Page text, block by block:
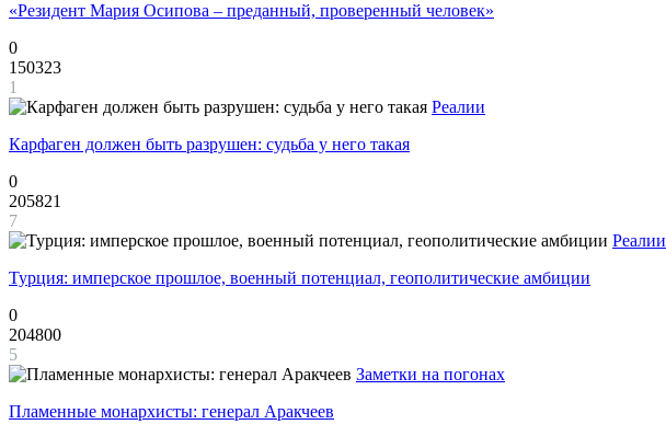
«Резидент Мария Осипова – преданный, проверенный человек»
0
150323
1
Реалии
Карфаген должен быть разрушен: судьба у него такая
0
205821
7
Реалии
Турция: имперское прошлое, военный потенциал, геополитические амбиции
0
204800
5
Заметки на погонах
Пламенные монархисты: генерал Аракчеев